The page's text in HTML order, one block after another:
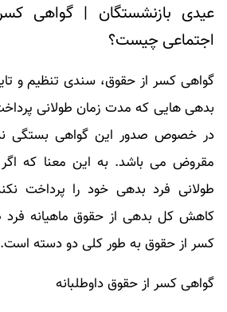
عیدی بازنشستگان | گواهی
اجتماعی چیست؟
گواهی کسر از حقوق، سندی تنظیم و
بدهی هایی که مدت زمان طولانی
در خصوص صدور این گواهی بستگی
مقروض می باشد. به این معنا که
طولانی فرد بدهی خود را پرداخت
کاهش کل بدهی از حقوق ماهیانه
کسر از حقوق به طور کلی دو دسته است.
گواهی کسر از حقوق داوطلبانه